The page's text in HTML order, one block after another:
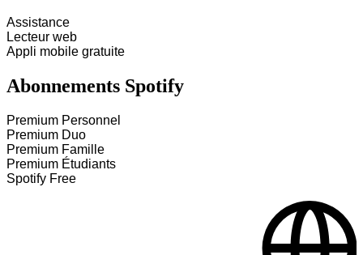
Assistance
Lecteur web
Appli mobile gratuite
Abonnements Spotify
Premium Personnel
Premium Duo
Premium Famille
Premium Étudiants
Spotify Free